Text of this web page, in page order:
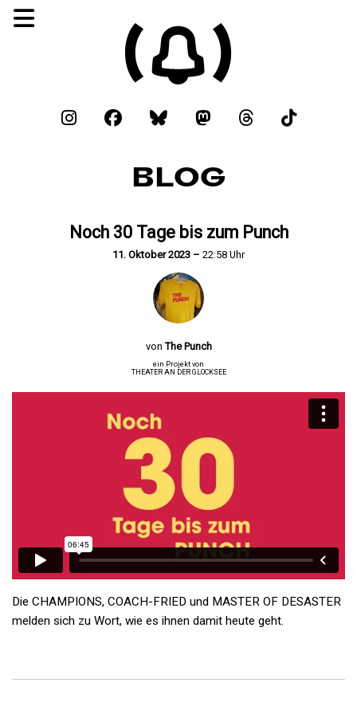
BLOG
Noch 30 Tage bis zum Punch
11. Oktober 2023 – 22:58 Uhr
vonThe Punch
ein Projekt von
THEATER AN DER GLOCKSEE
Die CHAMPIONS, COACH-FRIED und MASTER OF DESASTER
melden sich zu Wort, wie es ihnen damit heute geht.